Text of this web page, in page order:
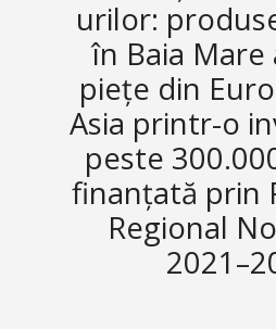
urilor:
în Baia
piețe din
Asia printr-o
peste
finanțată prin
Regional